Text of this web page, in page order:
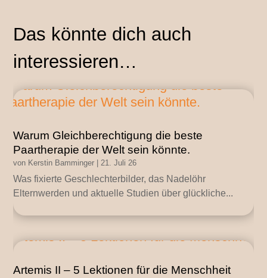
Das könnte dich auch
interessieren…
Warum Gleichberechtigung die beste
Paartherapie der Welt sein könnte.
von Kerstin Bamminger |21. Juli 26
Was fixierte Geschlechterbilder, das Nadelöhr
Elternwerden und aktuelle Studien über glückliche...
Artemis II – 5 Lektionen für die Menschheit